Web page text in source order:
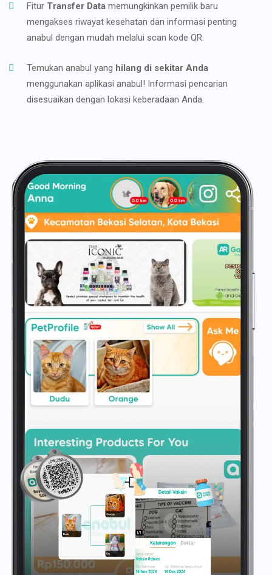
Fitur Transfer Data memungkinkan pemilik baru
mengakses riwayat kesehatan dan informasi penting
anabul dengan mudah melalui scan kode QR.
Temukan anabul yang hilang di sekitar Anda
menggunakan aplikasi anabul! Informasi pencarian
disesuaikan dengan lokasi keberadaan Anda.